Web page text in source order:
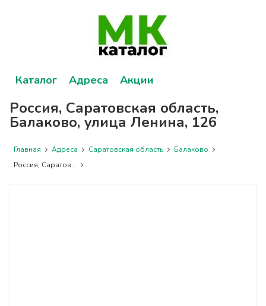
Каталог Адреса Акции
Россия, Саратовская область,
Балаково, улица Ленина, 126
Главная Адреса Саратовская область
Балаково
Россия, Саратов...